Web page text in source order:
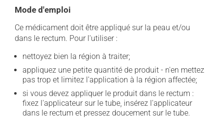
Mode d'emploi
Ce médicament doit être appliqué sur la peau et/ou
dans le rectum. Pour l'utiliser :
nettoyez bien la région à traiter;
appliquez une petite quantité de produit - n'en mettez
pas trop et limitez l'application à la région affectée;
si vous devez appliquer le produit dans le rectum :
fixez l'applicateur sur le tube, insérez l'applicateur
dans le rectum et pressez doucement sur le tube.